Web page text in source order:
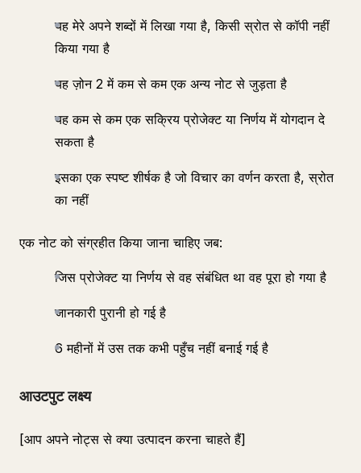
यह मेरे अपने शब्दों में लिखा गया है, किसी स्रोत से कॉपी नहीं
किया गया है
यह ज़ोन 2 में कम से कम एक अन्य नोट से जुड़ता है
यह कम से कम एक सक्रिय प्रोजेक्ट या निर्णय में योगदान दे
सकता है
इसका एक स्पष्ट शीर्षक है जो विचार का वर्णन करता है, स्रोत
का नहीं
एक नोट को संग्रहीत किया जाना चाहिए जब:
जिस प्रोजेक्ट या निर्णय से वह संबंधित था वह पूरा हो गया है
जानकारी पुरानी हो गई है
6 महीनों में उस तक कभी पहुँच नहीं बनाई गई है
आउटपुट लक्ष्य
[आप अपने नोट्स से क्या उत्पादन करना चाहते हैं]